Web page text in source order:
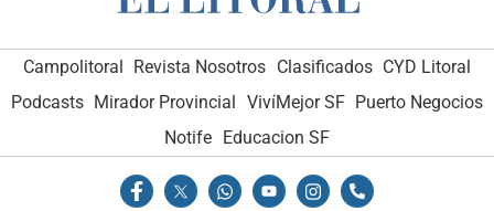
Campolitoral Revista Nosotros Clasificados CYD Litoral
Podcasts Mirador Provincial VivíMejor SF Puerto Negocios
Notife Educacion SF